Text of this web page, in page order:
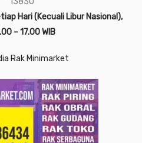
Hari (Kecuali Libur Nasional),
– 17.00 WIB
Rak Minimarket